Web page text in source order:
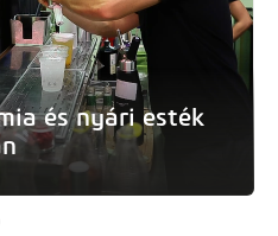
és nyári esték